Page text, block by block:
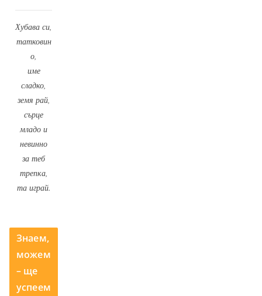
Хубава си,
татковин
о,
име
сладко,
земя рай,
сърце
младо и
невинно
за теб
трепка,
та играй.
Знаем,
можем
– ще
успеем